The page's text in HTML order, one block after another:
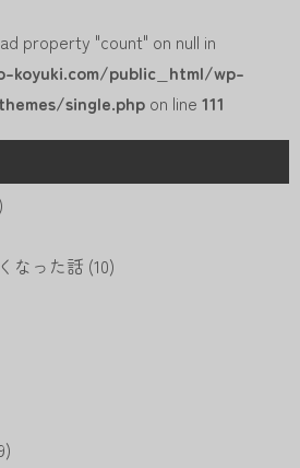
property "count" on null in
koyuki.com/public_html/wp-
single.php on line 111
なった話 (10)